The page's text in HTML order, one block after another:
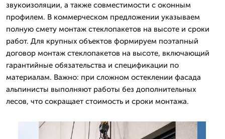
звукоизоляции, а также совместимости с оконным
профилем. В коммерческом предложении указываем
полную смету монтаж стеклопакетов на высоте и сроки
работ. Для крупных объектов формируем поэтапный
договор монтаж стеклопакетов на высоте, включающий
гарантийные обязательства и спецификации по
материалам. Важно: при сложном остеклении фасада
альпинисты выполняют работы без дополнительных
лесов, что сокращает стоимость и сроки монтажа.